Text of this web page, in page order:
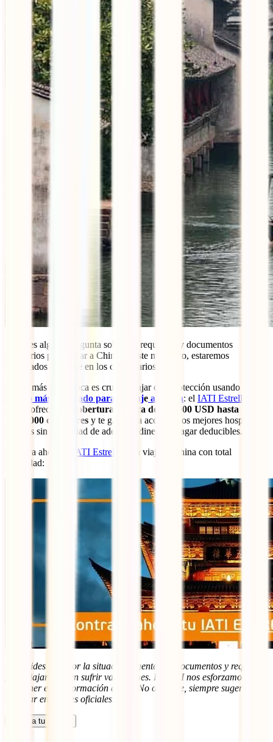
Si tienes alguna pregunta sobre los requisitos y documentos
necesarios para viajar a China en este momento, estaremos
encantados de leerte en los comentarios.
Ahora más que nunca es crucial viajar con protección usando el
seguro más adecuado para tu viaje a China: el IATI Estrella
póliza ofrece una
cobertura médica de 500,000 USD hasta
1,000,000 de dólares y te garantiza acceso a los mejores hospitales
del país sin necesidad de adelantar dinero ni pagar deducibles.
Compra ahora tu
IATI Estrella
para viajar a China con total
seguridad:
No olvides que, por la situación vigente, los documentos y requisitos
para viajar pueden sufrir variaciones. En IATI nos esforzamos por
mantener esta información al día. No obstante, siempre sugerimos
verificar en fuentes oficiales.
Calcula tu seguro